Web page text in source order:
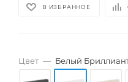
В ИЗБРАННОЕ
Цвет — Белый